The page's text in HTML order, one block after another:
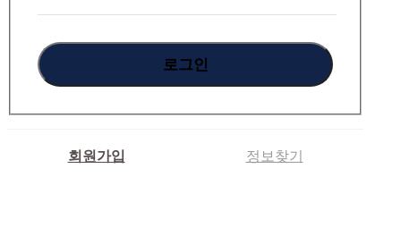
회원가입 정보찾기